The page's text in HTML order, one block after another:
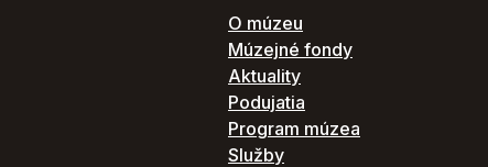
O múzeu
Múzejné fondy
Aktuality
Podujatia
Program múzea
Služby